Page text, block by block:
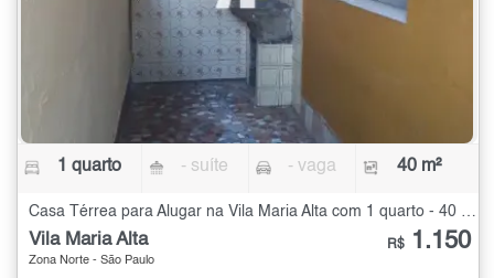
1 quarto - suíte - vaga 40 m²
Vila Maria Alta
Zona Norte - São Paulo
R$ 1.150